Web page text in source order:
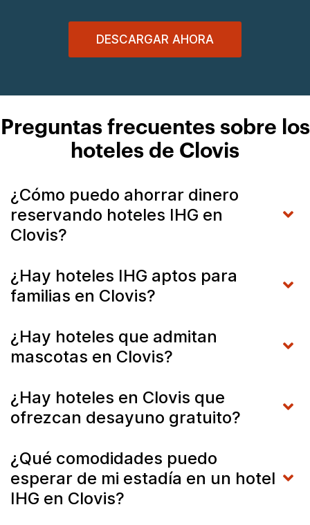
DESCARGAR AHORA
Preguntas frecuentes sobre los
hoteles de Clovis
¿Cómo puedo ahorrar dinero
reservando hoteles IHG en
Clovis?
¿Hay hoteles IHG aptos para
familias en Clovis?
¿Hay hoteles que admitan
mascotas en Clovis?
¿Hay hoteles en Clovis que
ofrezcan desayuno gratuito?
¿Qué comodidades puedo
esperar de mi estadía en un hotel
IHG en Clovis?